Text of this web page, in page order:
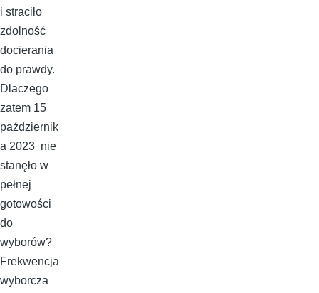
i straciło
zdolność
docierania
do prawdy.
Dlaczego
zatem 15
październik
a 2023 nie
stanęło w
pełnej
gotowości
do
wyborów?
Frekwencja
wyborcza